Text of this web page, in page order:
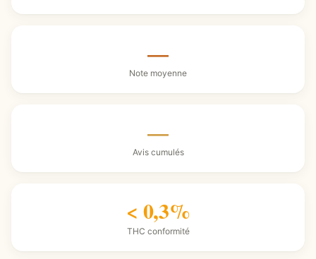
—
Note moyenne
—
Avis cumulés
< 0,3%
THC conformité